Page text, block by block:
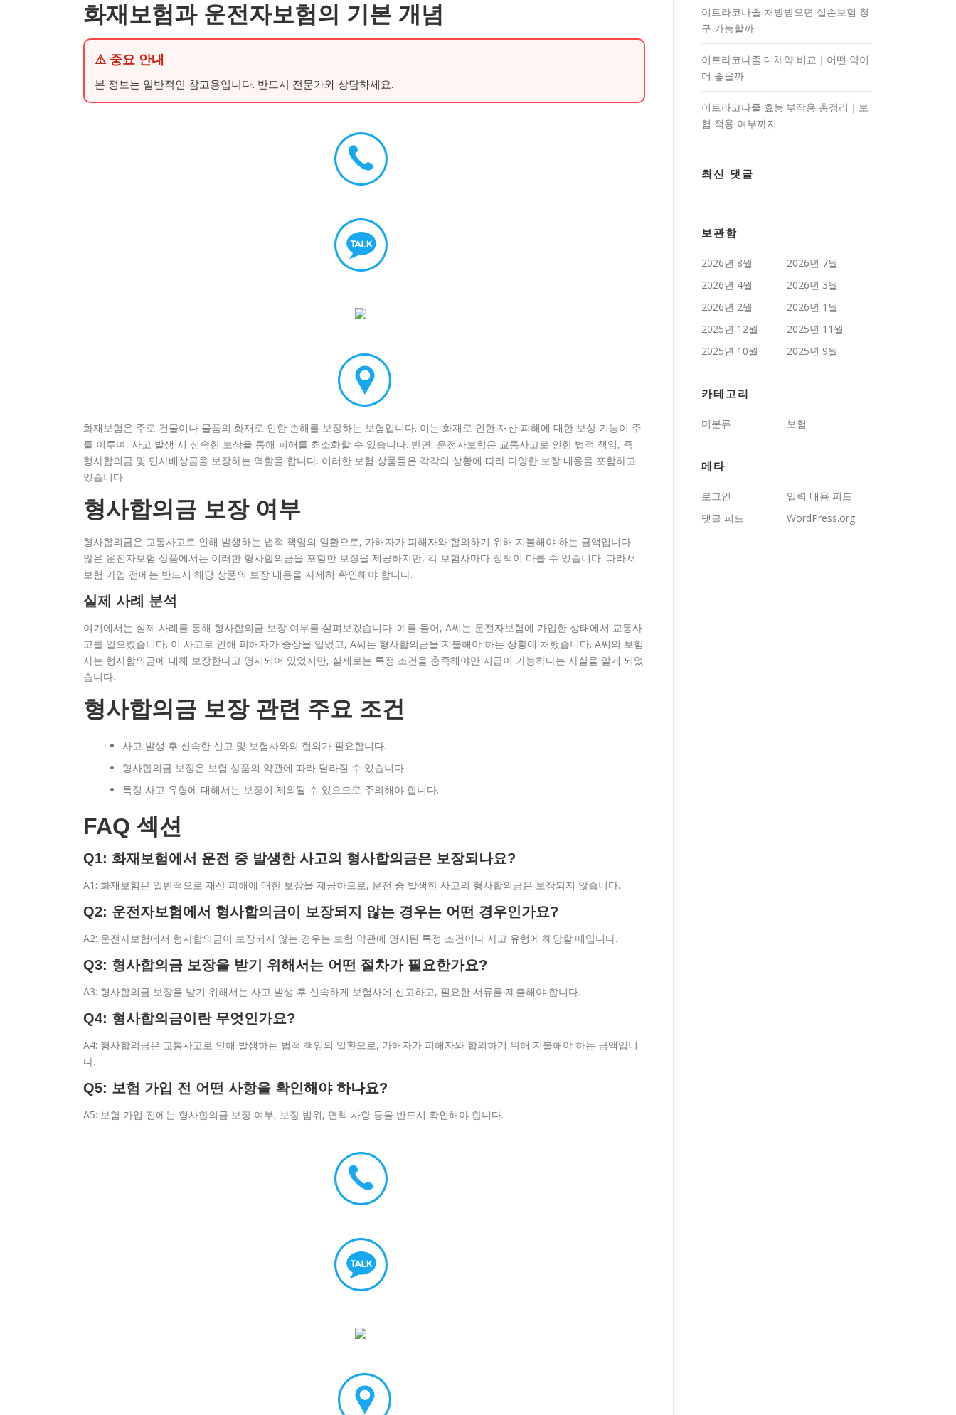
화재보험과 운전자보험의 기본 개념
⚠ 중요 안내
본 정보는 일반적인 참고용입니다. 반드시 전문가와 상담하세요.
화재보험은 주로 건물이나 물품의 화재로 인한 손해를 보장하는 보험입니다. 이는 화재로 인한 재산 피해에 대한 보상 기능이 주
를 이루며, 사고 발생 시 신속한 보상을 통해 피해를 최소화할 수 있습니다. 반면, 운전자보험은 교통사고로 인한 법적 책임, 즉
형사합의금 및 민사배상금을 보장하는 역할을 합니다. 이러한 보험 상품들은 각각의 상황에 따라 다양한 보장 내용을 포함하고
있습니다.
형사합의금 보장 여부
형사합의금은 교통사고로 인해 발생하는 법적 책임의 일환으로, 가해자가 피해자와 합의하기 위해 지불해야 하는 금액입니다.
많은 운전자보험 상품에서는 이러한 형사합의금을 포함한 보장을 제공하지만, 각 보험사마다 정책이 다를 수 있습니다. 따라서
보험 가입 전에는 반드시 해당 상품의 보장 내용을 자세히 확인해야 합니다.
실제 사례 분석
여기에서는 실제 사례를 통해 형사합의금 보장 여부를 살펴보겠습니다. 예를 들어, A씨는 운전자보험에 가입한 상태에서 교통사
고를 일으켰습니다. 이 사고로 인해 피해자가 중상을 입었고, A씨는 형사합의금을 지불해야 하는 상황에 처했습니다. A씨의 보험
사는 형사합의금에 대해 보장한다고 명시되어 있었지만, 실제로는 특정 조건을 충족해야만 지급이 가능하다는 사실을 알게 되었
습니다.
형사합의금 보장 관련 주요 조건
사고 발생 후 신속한 신고 및 보험사와의 협의가 필요합니다.
형사합의금 보장은 보험 상품의 약관에 따라 달라질 수 있습니다.
특정 사고 유형에 대해서는 보장이 제외될 수 있으므로 주의해야 합니다.
FAQ 섹션
Q1: 화재보험에서 운전 중 발생한 사고의 형사합의금은 보장되나요?
A1: 화재보험은 일반적으로 재산 피해에 대한 보장을 제공하므로, 운전 중 발생한 사고의 형사합의금은 보장되지 않습니다.
Q2: 운전자보험에서 형사합의금이 보장되지 않는 경우는 어떤 경우인가요?
A2: 운전자보험에서 형사합의금이 보장되지 않는 경우는 보험 약관에 명시된 특정 조건이나 사고 유형에 해당할 때입니다.
Q3: 형사합의금 보장을 받기 위해서는 어떤 절차가 필요한가요?
A3: 형사합의금 보장을 받기 위해서는 사고 발생 후 신속하게 보험사에 신고하고, 필요한 서류를 제출해야 합니다.
Q4: 형사합의금이란 무엇인가요?
A4: 형사합의금은 교통사고로 인해 발생하는 법적 책임의 일환으로, 가해자가 피해자와 합의하기 위해 지불해야 하는 금액입니
다.
Q5: 보험 가입 전 어떤 사항을 확인해야 하나요?
A5: 보험 가입 전에는 형사합의금 보장 여부, 보장 범위, 면책 사항 등을 반드시 확인해야 합니다.
이트라코나졸 처방받으면 실손보험 청
구 가능할까
이트라코나졸 대체약 비교｜어떤 약이
더 좋을까
이트라코나졸 효능·부작용 총정리｜보
험 적용 여부까지
최신 댓글
보관함
2026년 8월
2026년 7월
2026년 4월
2026년 3월
2026년 2월
2026년 1월
2025년 12월
2025년 11월
2025년 10월
2025년 9월
카테고리
미분류 보험
메타
로그인
입력 내용 피드
댓글 피드
WordPress.org